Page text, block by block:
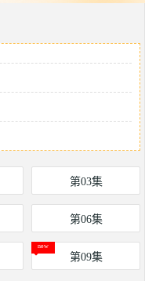
第03集
第06集
第09集